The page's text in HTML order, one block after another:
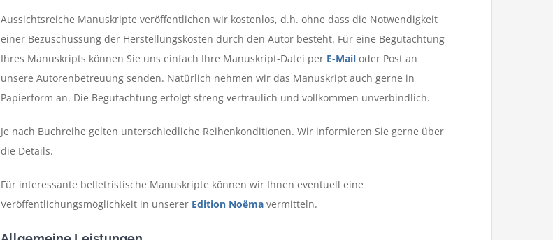
Aussichtsreiche Manuskripte veröffentlichen wir kostenlos, d.h. ohne dass die Notwendigkeit
einer Bezuschussung der Herstellungskosten durch den Autor besteht. Für eine Begutachtung
Ihres Manuskripts können Sie uns einfach Ihre Manuskript-Datei per E-Mailoder Post an
unsere Autorenbetreuung senden. Natürlich nehmen wir das Manuskript auch gerne in
Papierform an. Die Begutachtung erfolgt streng vertraulich und vollkommen unverbindlich.
Je nach Buchreihe gelten unterschiedliche Reihenkonditionen. Wir informieren Sie gerne über
die Details.
Für interessante belletristische Manuskripte können wir Ihnen eventuell eine
Veröffentlichungsmöglichkeit in unserer Edition Noëmavermitteln.